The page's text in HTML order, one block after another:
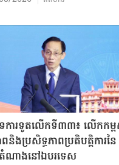
ការទូតលើកទី៣៣៖ លើក​កម្
ងប្រសិទ្ធភាពប្រតិបត្តិការ​នៃ
តំណាងនៅឯ​បរទេស​